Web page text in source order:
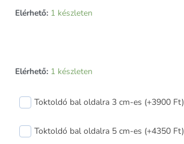
Elérhető: 1 készleten
Elérhető: 1 készleten
Toktoldó bal oldalra 3 cm-es (+3900 Ft)
Toktoldó bal oldalra 5 cm-es (+4350 Ft)
Arkitek
bukó-
nyíló+nyíló
műanyag
ablak